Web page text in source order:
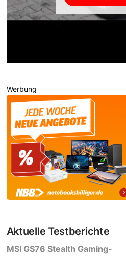
Werbung
Aktuelle Testberichte
MSI GS76 Stealth Gaming-